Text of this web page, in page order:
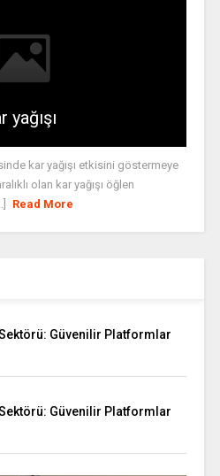
yağışı
kar yağışı etkisini göstermeye
olan kar yağışı öğlen
Read More
Sektörü: Güvenilir Platformlar
Sektörü: Güvenilir Platformlar